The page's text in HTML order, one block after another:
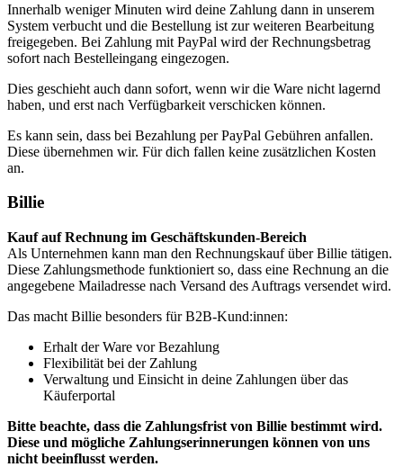
Innerhalb weniger Minuten wird deine Zahlung dann in unserem
System verbucht und die Bestellung ist zur weiteren Bearbeitung
freigegeben. Bei Zahlung mit PayPal wird der Rechnungsbetrag
sofort nach Bestelleingang eingezogen.
Dies geschieht auch dann sofort, wenn wir die Ware nicht lagernd
haben, und erst nach Verfügbarkeit verschicken können.
Es kann sein, dass bei Bezahlung per PayPal Gebühren anfallen.
Diese übernehmen wir. Für dich fallen keine zusätzlichen Kosten
an.
Billie
Kauf auf Rechnung im Geschäftskunden-Bereich
Als Unternehmen kann man den Rechnungskauf über Billie tätigen.
Diese Zahlungsmethode funktioniert so, dass eine Rechnung an die
angegebene Mailadresse nach Versand des Auftrags versendet wird.
Das macht Billie besonders für B2B-Kund:innen:
Erhalt der Ware vor Bezahlung
Flexibilität bei der Zahlung
Verwaltung und Einsicht in deine Zahlungen über das
Käuferportal
Bitte beachte, dass die Zahlungsfrist von Billie bestimmt wird.
Diese und mögliche Zahlungserinnerungen können von uns
nicht beeinflusst werden.